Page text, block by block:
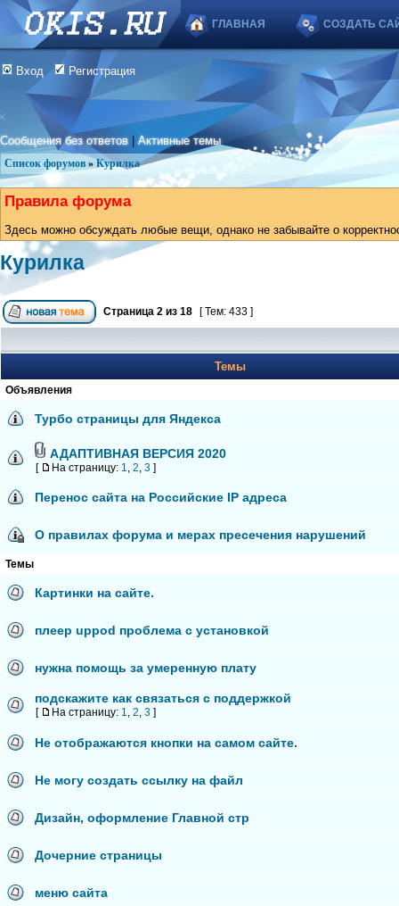
ГЛАВНАЯ СОЗДАТЬ
Вход Регистрация
Сообщения без ответов |Активные темы
Список форумов » Курилка
Правила форума
Здесь можно обсуждать любые вещи, однако не забывайте о
Курилка
Страница 2 из 18 [ Тем: 433 ]
Темы
Объявления
Турбо страницы для Яндекса
АДАПТИВНАЯ ВЕРСИЯ 2020
[ На страницу: 1, 2, 3 ]
Перенос сайта на Российские IP адреса
О правилах форума и мерах пресечения нарушений
Темы
Картинки на сайте.
плеер uppod проблема с установкой
нужна помощь за умеренную плату
подскажите как связаться с поддержкой
[ На страницу: 1, 2, 3 ]
Не отображаются кнопки на самом сайте.
Не могу создать ссылку на файл
Дизайн, оформление Главной стр
Дочерние страницы
меню сайта